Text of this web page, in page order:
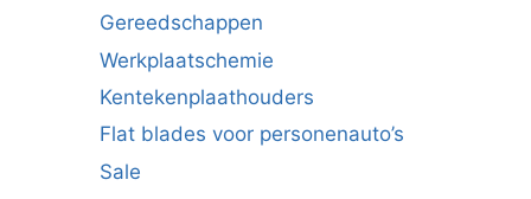
Gereedschappen
Werkplaatschemie
Kentekenplaathouders
Flat blades voor personenauto’s
Sale